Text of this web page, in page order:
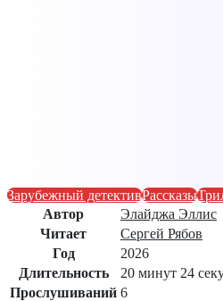
Зарубежный детективРассказы
Автор
Элайджа Эллис
Читает
Сергей Рябов
Год
2026
Длительность
20 минут 24
Прослушиваний 6